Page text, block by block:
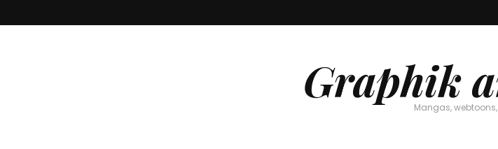
Graphik
Mangas,